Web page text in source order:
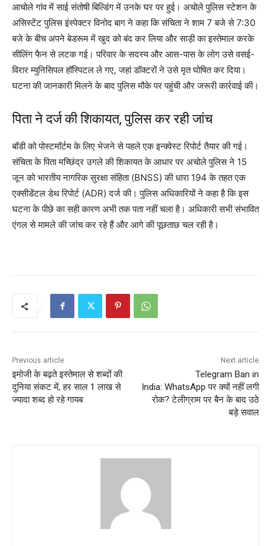
आचोले गांव में साई संतोषी बिल्डिंग में उनके घर पर हुई। अचोले पुलिस स्टेशन के
असिस्टेंट पुलिस इंस्पेक्टर विनोद बाग ने कहा कि संचिता ने शाम 7 बजे से 7:30
बजे के बीच अपने बेडरूम में खुद को बंद कर लिया और साड़ी का इस्तेमाल करके
सीलिंग फैन से लटक गई। परिवार के सदस्य और आस-पास के लोग उसे वसई-
विरार म्युनिसिपल हॉस्पिटल ले गए, जहां डॉक्टरों ने उसे मृत घोषित कर दिया।
घटना की जानकारी मिलने के बाद पुलिस मौके पर पहुंची और जरूरी कार्रवाई की।
पिता ने दर्ज की शिकायत, पुलिस कर रही जांच
बॉडी को पोस्टमॉर्टम के लिए भेजने से पहले एक इन्क्वेस्ट रिपोर्ट तैयार की गई।
संचिता के पिता मच्छिंद्र उगले की शिकायत के आधार पर अचोले पुलिस ने 15
जून को भारतीय नागरिक सुरक्षा संहिता (BNSS) की धारा 194 के तहत एक
एक्सीडेंटल डेथ रिपोर्ट (ADR) दर्ज की। पुलिस अधिकारियों ने कहा है कि इस
घटना के पीछे का सही कारण अभी तक पता नहीं चला है। अधिकारी सभी संभावित
एंगल से मामले की जांच कर रहे हैं और आगे की पूछताछ चल रही है।
Previous article
इमोजी के बढ़ते इस्तेमाल से शब्दों की
दुनिया संकट में, हर साल 1 लाख से
ज्यादा शब्द हो रहे गायब
Next article
Telegram Ban in
India: WhatsApp पर क्यों नहीं लगी
रोक? टेलीग्राम पर बैन के बाद उठे
बड़े सवाल